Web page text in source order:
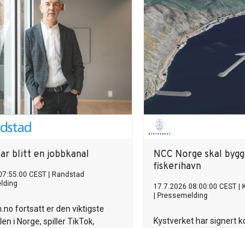
blitt en jobbkanal
CEST
Randstad
fortsatt er den viktigste
i Norge, spiller TikTok,
NCC Norge skal
fiskerihavn
17.7.2026 08:00:00 CEST
Pressemelding
Kystverket har signert